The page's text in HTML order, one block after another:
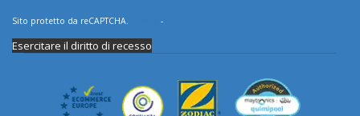
Sito protetto da reCAPTCHA. -
Esercitare il diritto di recesso